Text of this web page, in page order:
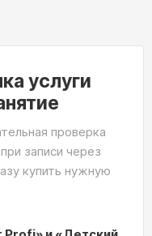
услуги
проверка
записи через
купить нужную